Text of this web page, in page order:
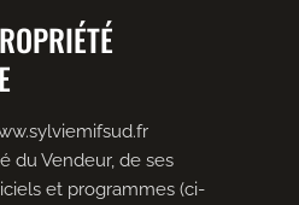
du Vendeur, de ses
et programmes (ci-